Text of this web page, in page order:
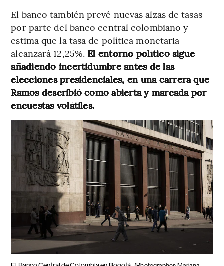
El banco también prevé nuevas alzas de tasas
por parte del banco central colombiano y
estima que la tasa de política monetaria
alcanzará 12,25%. El entorno político sigue
añadiendo incertidumbre antes de las
elecciones presidenciales, en una carrera que
Ramos describió como abierta y marcada por
encuestas volátiles.